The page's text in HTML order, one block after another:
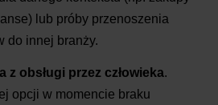
lub próby przenoszenia
do innej branży.
z obsługi przez człowieka.
opcji w momencie braku